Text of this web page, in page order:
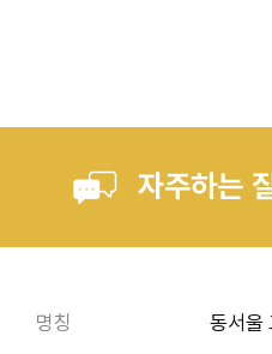
자주하는
명칭 동서울